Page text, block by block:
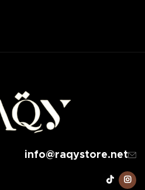
info@raqystore.net